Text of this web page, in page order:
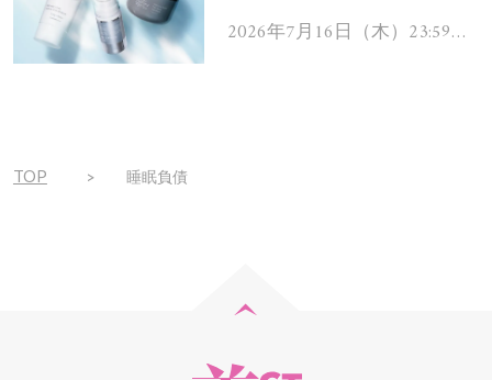
ムを13名様にプレゼン
2026年7月16日（木）23:59ま
TOP 睡眠負債